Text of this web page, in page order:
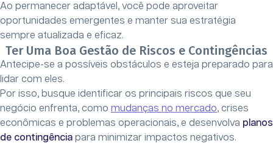
Ao permanecer adaptável, você pode aproveitar
oportunidades emergentes e manter sua estratégia
sempre atualizada e eficaz.
Ter Uma Boa Gestão de Riscos e Contingências
Antecipe-se a possíveis obstáculos e esteja preparado para
lidar com eles.
Por isso, busque identificar os principais riscos que seu
negócio enfrenta, como mudanças no mercado, crises
econômicas e problemas operacionais, e desenvolva planos
de contingência para minimizar impactos negativos.